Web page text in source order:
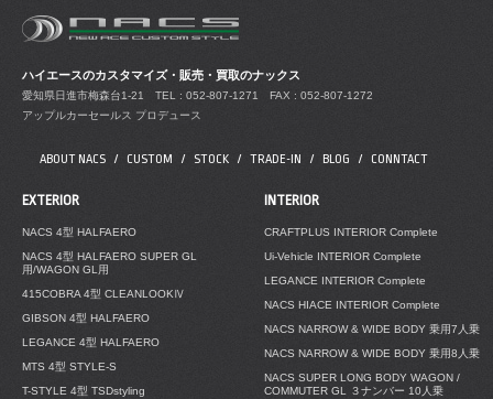
ハイエースのカスタマイズ・販売・買取のナックス
愛知県日進市梅森台1-21 TEL : 052-807-1271 FAX : 052-807-1272
アップルカーセールス プロデュース
ABOUT NACS CUSTOM STOCK TRADE-IN BLOG CONNTACT
EXTERIOR
NACS 4型 HALFAERO
NACS 4型 HALFAERO SUPER GL
用/WAGON GL用
415COBRA 4型 CLEANLOOKⅣ
GIBSON 4型 HALFAERO
LEGANCE 4型 HALFAERO
MTS 4型 STYLE-S
T-STYLE 4型 TSDstyling
INTERIOR
CRAFTPLUS INTERIOR Complete
Ui-Vehicle INTERIOR Complete
LEGANCE INTERIOR Complete
NACS HIACE INTERIOR Complete
NACS NARROW & WIDE BODY 乗用7人乗
NACS NARROW & WIDE BODY 乗用8人乗
NACS SUPER LONG BODY WAGON /
COMMUTER GL ３ナンバー 10人乗